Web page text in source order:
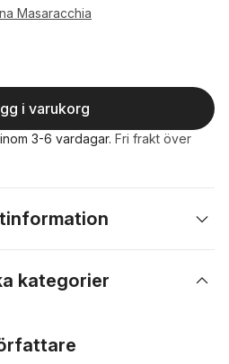
Masaracchia
i varukorg
inom 3-6 vardagar. Fri frakt över
kategorier